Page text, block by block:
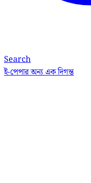
Search
ই-পেপারঅন্য এক দিগন্ত